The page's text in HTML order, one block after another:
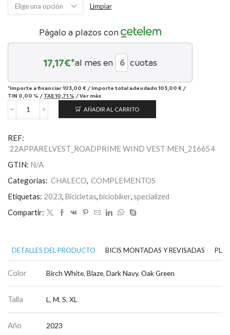
Limpiar
Págalo a plazos con
17,17€*al mes en cuotas
*Importe a financiar103,00 € / Importe total adeudado103,00 € /
TIN 0,00 % / TAE10,71 % /Ver más
Men's
cantidad
AÑADIR AL CARRITO
REF:
22APPARELVEST_ROADPRIME WIND VEST MEN_216654
GTIN: N/A
Categorías: CHALECO, COMPLEMENTOS
Etiquetas: 2023, Bicicletas,biciobiker,specialized
Compartir:
DETALLES DEL PRODUCTO BICIS MONTADAS Y REVISADAS
Color Birch White, Blaze, Dark Navy, Oak Green
Talla L, M, S, XL
Año 2023